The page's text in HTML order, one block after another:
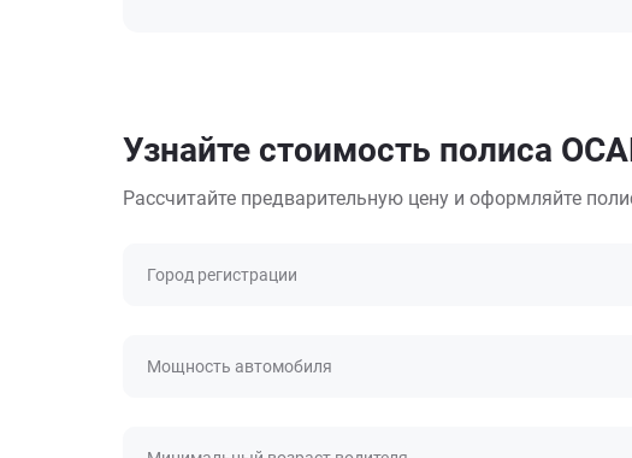
Узнайте стоимость полиса
Рассчитайте предварительную цену и оформляйте
Город регистрации
Мощность автомобиля